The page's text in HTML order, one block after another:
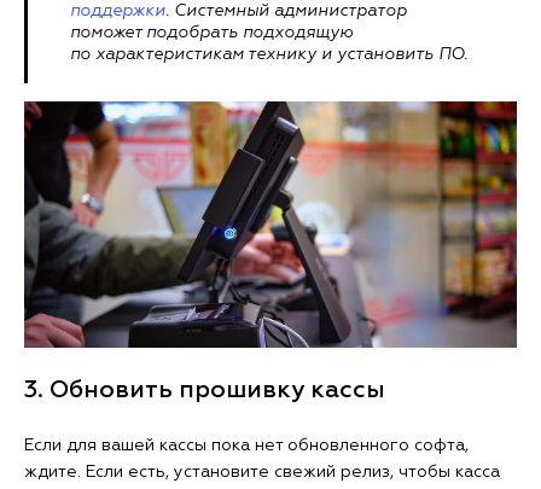
поддержки. Системный администратор
поможет подобрать подходящую
по характеристикам технику и установить ПО.
3. Обновить прошивку кассы
Если для вашей кассы пока нет обновленного софта,
ждите. Если есть, установите свежий релиз, чтобы касса